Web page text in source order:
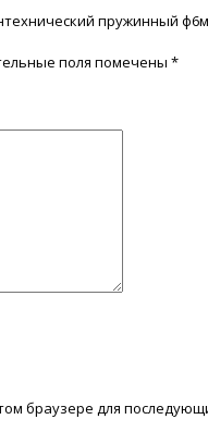
пружинный
поля помечены *
браузере для